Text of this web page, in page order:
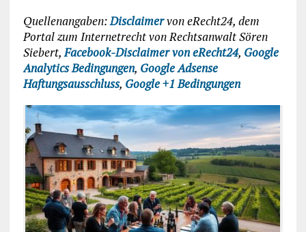
Quellenangaben:Disclaimervon eRecht24, dem
Portal zum Internetrecht von Rechtsanwalt Sören
Siebert,Facebook-Disclaimer von eRecht24, Google
Analytics Bedingungen, Google Adsense
Haftungsausschluss, Google +1 Bedingungen